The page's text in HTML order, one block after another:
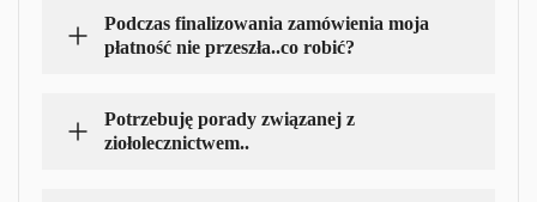
Podczas finalizowania zamówienia moja
płatność nie przeszła..co robić?
Potrzebuję porady związanej z
ziołolecznictwem..